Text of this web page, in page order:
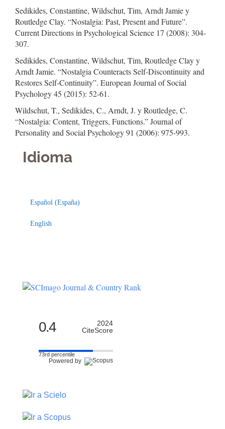
Sedikides, Constantine, Wildschut, Tim, Arndt Jamie y
Routledge Clay. “Nostalgia: Past, Present and Future”.
Current Directions in Psychological Science 17 (2008): 304-
307.
Sedikides, Constantine, Wildschut, Tim, Routledge Clay y
Arndt Jamie. “Nostalgia Counteracts Self-Discontinuity and
Restores Self-Continuity”. European Journal of Social
Psychology 45 (2015): 52-61.
Wildschut, T., Sedikides, C., Arndt, J. y Routledge, C.
“Nostalgia: Content, Triggers, Functions.” Journal of
Personality and Social Psychology 91 (2006): 975-993.
Idioma
Español (España)
English
Indexaciones
0.4
2024
CiteScore
73rd percentile
Powered by
Licencia